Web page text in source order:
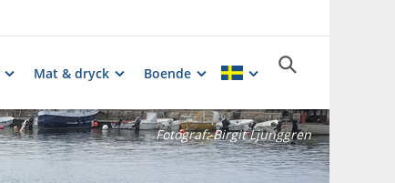
Mat & dryck Boende
Fotograf:Birgit Ljunggren